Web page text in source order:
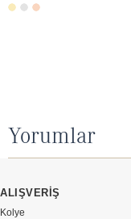
Yorumlar
ALIŞVERİŞ
Kolye